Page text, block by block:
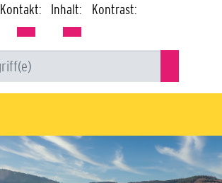
Kontakt: Inhalt: Kontrast: